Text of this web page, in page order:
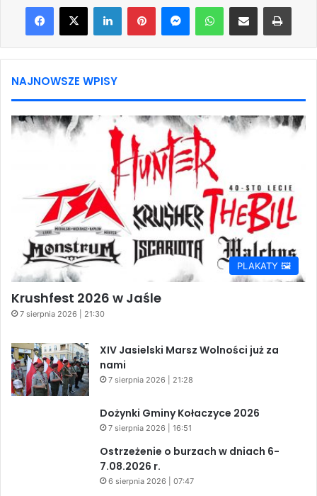
Facebook
X LinkedInPinterestMessengerWhatsAppShare via Email Print
NAJNOWSZE WPISY
PLAKATY 🖼️
Krushfest 2026 w Jaśle
7 sierpnia 2026 | 21:30
XIV Jasielski Marsz Wolności już za
nami
7 sierpnia 2026 | 21:28
Dożynki Gminy Kołaczyce 2026
7 sierpnia 2026 | 16:51
Ostrzeżenie o burzach w dniach 6-
7.08.2026 r.
6 sierpnia 2026 | 07:47